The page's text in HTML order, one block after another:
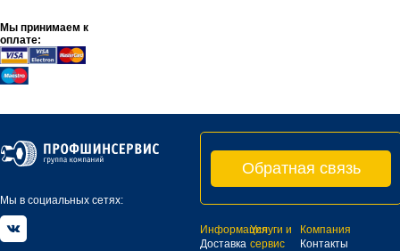
Мы принимаем к
оплате:
Мы в социальных сетях:
Обратная связь
Информация
Доставка
Услуги и
сервис
Компания
Контакты